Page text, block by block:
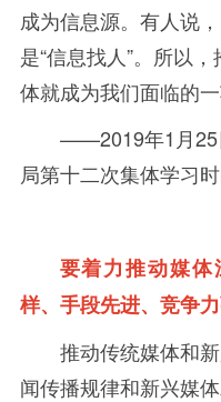
成为信息源。有人说
是“信息找人”。所以
体就成为我们面临的一
——2019年1 月25
局第十二次集体学习
要着力推动媒
样、手段先进、竞争
推动传统媒体和
闻传播规律和新兴媒